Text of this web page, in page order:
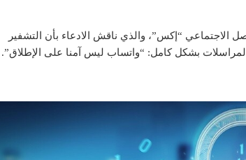
“إكس”، والذي ناقش الادعاء بأن التشفير
بشكل كامل: “واتساب ليس آمنا على الإطلاق”.
عقارات